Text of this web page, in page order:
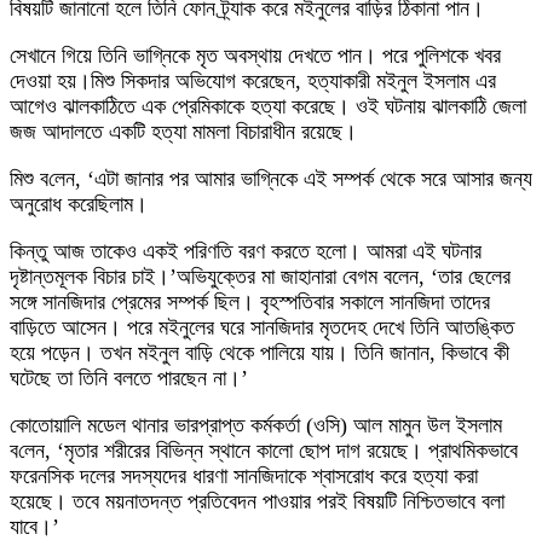
বিষয়টি জানানো হলে তিনি ফোন ট্র্যাক করে মইনুলের বাড়ির ঠিকানা পান।
সেখানে গিয়ে তিনি ভাগ্নিকে মৃত অবস্থায় দেখতে পান। পরে পুলিশকে খবর
দেওয়া হয়।মিশু সিকদার অভিযোগ করেছেন, হত্যাকারী মইনুল ইসলাম এর
আগেও ঝালকাঠিতে এক প্রেমিকাকে হত্যা করেছে। ওই ঘটনায় ঝালকাঠি জেলা
জজ আদালতে একটি হত্যা মামলা বিচারাধীন রয়েছে।
মিশু ব‌লেন, ‘এটা জানার পর আমার ভাগ্নিকে এই সম্পর্ক থেকে সরে আসার জন্য
অনুরোধ করেছিলাম।
কিন্তু আজ তাকেও একই পরিণতি বরণ করতে হলো। আমরা এই ঘটনার
দৃষ্টান্তমূলক বিচার চাই।’অভিযুক্তের মা জাহানারা বেগম বলেন, ‘তার ছেলের
সঙ্গে সানজিদার প্রেমের সম্পর্ক ছিল। বৃহস্পতিবার সকালে সানজিদা তাদের
বাড়িতে আসেন। পরে মইনুলের ঘরে সানজিদার মৃতদেহ দেখে তিনি আতঙ্কিত
হয়ে পড়েন। তখন মইনুল বাড়ি থেকে পালিয়ে যায়। তিনি জানান, কিভাবে কী
ঘটেছে তা তিনি বলতে পারছেন না।’
কোতোয়ালি মডেল থানার ভারপ্রাপ্ত কর্মকর্তা (ওসি) আল মামুন উল ইসলাম
ব‌লেন, ‘মৃতার শরীরের বিভিন্ন স্থানে কালো ছোপ দাগ রয়েছে। প্রাথমিকভাবে
ফরেনসিক দলের সদস্যদের ধারণা সানজিদাকে শ্বাসরোধ করে হত্যা করা
হয়েছে। তবে ময়নাতদন্ত প্রতিবেদন পাওয়ার পরই বিষয়টি নিশ্চিতভাবে বলা
যাবে।’